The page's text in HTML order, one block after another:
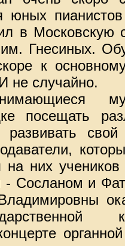
юных
в
Гнесиных.
к
не случайно.
посещать
развивать
на них
- Сосланом и